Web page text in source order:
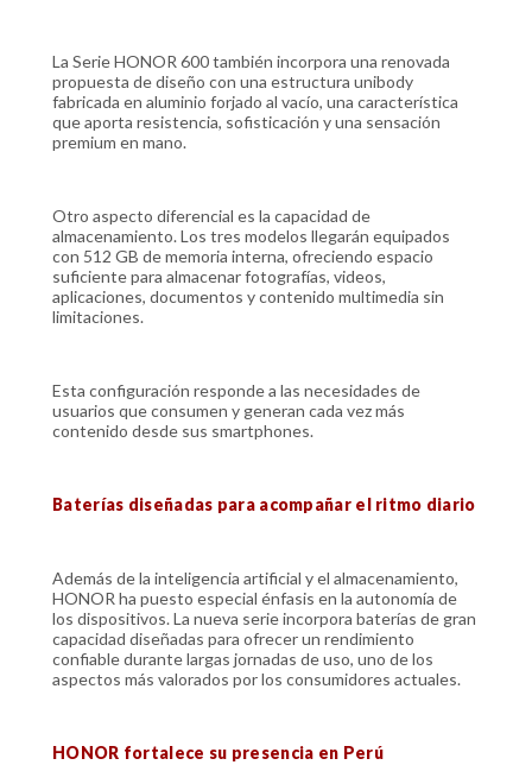
La Serie HONOR 600 también incorpora una renovada
propuesta de diseño con una estructura unibody
fabricada en aluminio forjado al vacío, una característica
que aporta resistencia, sofisticación y una sensación
premium en mano.
Otro aspecto diferencial es la capacidad de
almacenamiento. Los tres modelos llegarán equipados
con 512 GB de memoria interna, ofreciendo espacio
suficiente para almacenar fotografías, videos,
aplicaciones, documentos y contenido multimedia sin
limitaciones.
Esta configuración responde a las necesidades de
usuarios que consumen y generan cada vez más
contenido desde sus smartphones.
Baterías diseñadas para acompañar el ritmo diario
Además de la inteligencia artificial y el almacenamiento,
HONOR ha puesto especial énfasis en la autonomía de
los dispositivos. La nueva serie incorpora baterías de gran
capacidad diseñadas para ofrecer un rendimiento
confiable durante largas jornadas de uso, uno de los
aspectos más valorados por los consumidores actuales.
HONOR fortalece su presencia en Perú